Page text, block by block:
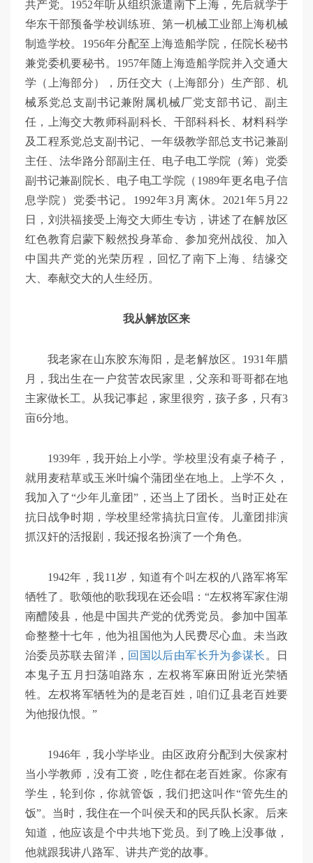
共产党。1952年听从组织派遣南下上海，先后就学于
华东干部预备学校训练班、第一机械工业部上海机械
制造学校。1956年分配至上海造船学院，任院长秘书
兼党委机要秘书。1957年随上海造船学院并入交通大
学（上海部分），历任交大（上海部分）生产部、机
械系党总支副书记兼附属机械厂党支部书记、副主
任，上海交大教师科副科长、干部科科长、材料科学
及工程系党总支副书记、一年级教学部总支书记兼副
主任、法华路分部副主任、电子电工学院（筹）党委
副书记兼副院长、电子电工学院（1989年更名电子信
息学院）党委书记。1992年3月离休。2021年5月22
日，刘洪福接受上海交大师生专访，讲述了在解放区
红色教育启蒙下毅然投身革命、参加兖州战役、加入
中国共产党的光荣历程，回忆了南下上海、结缘交
大、奉献交大的人生经历。
我从解放区来
我老家在山东胶东海阳，是老解放区。1931年腊
月，我出生在一户贫苦农民家里，父亲和哥哥都在地
主家做长工。从我记事起，家里很穷，孩子多，只有3
亩6分地。
1939年，我开始上小学。学校里没有桌子椅子，
就用麦秸草或玉米叶编个蒲团坐在地上。上学不久，
我加入了“少年儿童团”，还当上了团长。当时正处在
抗日战争时期，学校里经常搞抗日宣传。儿童团排演
抓汉奸的活报剧，我还报名扮演了一个角色。
1942年，我11岁，知道有个叫左权的八路军将军
牺牲了。歌颂他的歌我现在还会唱：“左权将军家住湖
南醴陵县，他是中国共产党的优秀党员。参加中国革
命整整十七年，他为祖国他为人民费尽心血。未当政
治委员苏联去留洋， 回国以后由军长升为参谋长 。日
本鬼子五月扫荡咱路东，左权将军麻田附近光荣牺
牲。左权将军牺牲为的是老百姓，咱们辽县老百姓要
为他报仇恨。”
1946年，我小学毕业。由区政府分配到大侯家村
当小学教师，没有工资，吃住都在老百姓家。你家有
学生，轮到你，你就管饭，我们把这叫作“管先生的
饭”。当时，我住在一个叫侯天和的民兵队长家。后来
知道，他应该是个中共地下党员。到了晚上没事做，
他就跟我讲八路军、讲共产党的故事。